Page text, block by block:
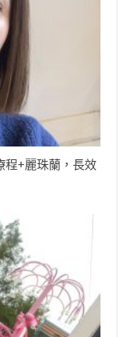
程+麗珠蘭，長效